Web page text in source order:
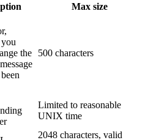
Max size
the
500 characters
Limited to reasonable
UNIX time
2048 characters, valid